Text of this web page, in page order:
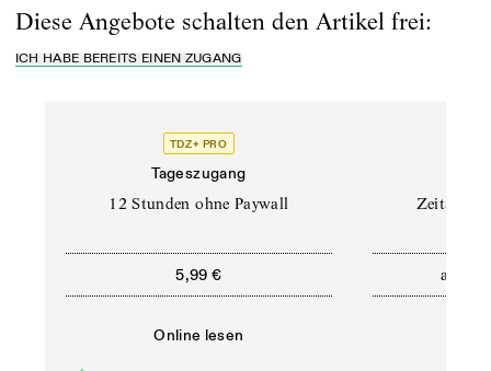
Diese Angebote schalten den Artikel frei:
ICH HABE BEREITS EINEN ZUGANG
TDZ+ PRO
Tageszugang
12 Stunden ohne Paywall
5,99 €
Online lesen
ab